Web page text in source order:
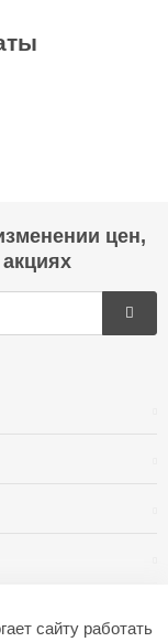
сайту работать
цен,